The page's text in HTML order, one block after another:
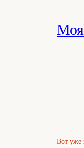
Моя
Вот уже